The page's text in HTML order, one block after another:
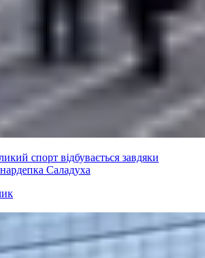
спорт відбувається завдяки
Саладуха